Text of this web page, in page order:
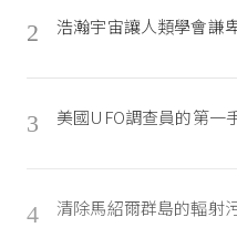
2 浩瀚宇宙讓人類學會謙
3 美國UFO調查員的第一
4 清除馬紹爾群島的輻射